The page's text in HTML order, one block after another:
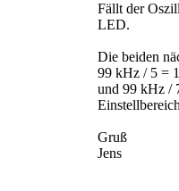
Fällt der
LED.
Die beiden
99 kHz / 5 =
und 99 kHz /
Gruß
Jens